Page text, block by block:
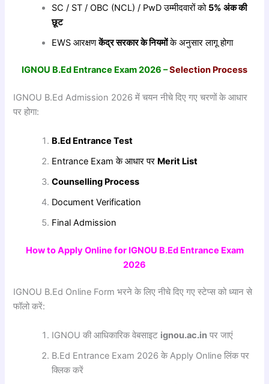
SC / ST / OBC (NCL) / PwD उम्मीदवारों को 5%अंककी
छूट
EWS आरक्षणकेंद्रसरकारकेनियमोंके अनुसार लागू होगा
IGNOU B.Ed Entrance Exam 2026 –Selection Process
IGNOU B.Ed Admission 2026 में चयन नीचे दिए गए चरणों के आधार
पर होगा:
B.Ed Entrance Test
Entrance Exam के आधार पर Merit List
Counselling Process
Document Verification
Final Admission
How to Apply Online for IGNOU B.Ed Entrance Exam
2026
IGNOU B.Ed Online Form भरने के लिए नीचे दिए गए स्टेप्स को ध्यान से
फॉलो करें:
IGNOU की आधिकारिक वेबसाइट ignou.ac.in पर जाएं
B.Ed Entrance Exam 2026 के Apply Online लिंक पर
क्लिक करें